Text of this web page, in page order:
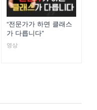
“전문가가 하면 클래스
가 다릅니다”
영상